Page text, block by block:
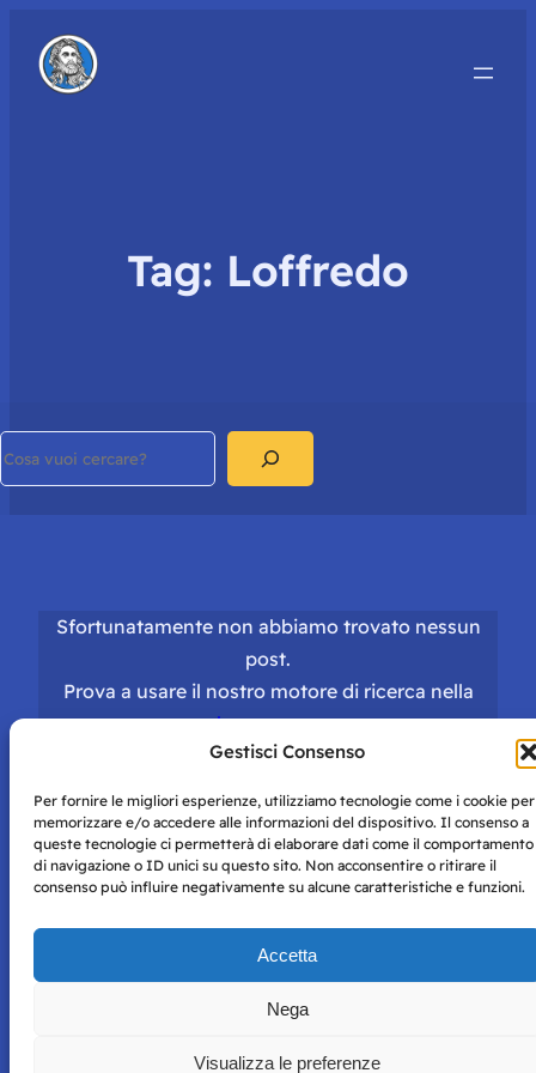
Gestisci Consenso
Per fornire le migliori esperienze, utilizziamo tecnologie come i cookie per
memorizzare e/o accedere alle informazioni del dispositivo. Il consenso a
queste tecnologie ci permetterà di elaborare dati come il comportamento
di navigazione o ID unici su questo sito. Non acconsentire o ritirare il
consenso può influire negativamente su alcune caratteristiche e funzioni.
Accetta
Nega
Visualizza le preferenze
Tag: Loffredo
Sfortunatamente non abbiamo trovato nessun
post.
Prova a usare il nostro motore di ricerca nella
homepage.
Napoli con autorizzazione numero 38 del 25/9/2019.
Tutte le immagini e i contenuti su questo sito sono forniti
Tutti i diritti riservati, ogni tentativo di copia sarà
perseguito secondo i termini di legge. Si nega l’utilizzo delle
qualsiasi altro tipo di prodotto informatico.